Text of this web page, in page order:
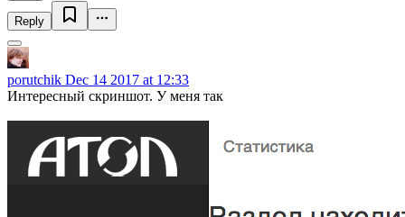
Reply
porutchik Dec 14 2017 at 12:33
Интересный скриншот. У меня так